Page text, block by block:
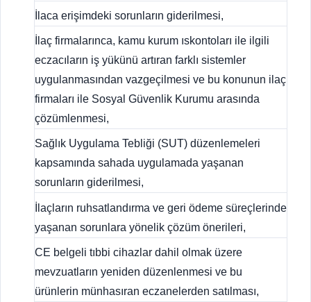
İlaca erişimdeki sorunların giderilmesi,
İlaç firmalarınca, kamu kurum ıskontoları ile ilgili
eczacıların iş yükünü artıran farklı sistemler
uygulanmasından vazgeçilmesi ve bu konunun ilaç
firmaları ile Sosyal Güvenlik Kurumu arasında
çözümlenmesi,
Sağlık Uygulama Tebliği (SUT) düzenlemeleri
kapsamında sahada uygulamada yaşanan
sorunların giderilmesi,
İlaçların ruhsatlandırma ve geri ödeme süreçlerinde
yaşanan sorunlara yönelik çözüm önerileri,
CE belgeli tıbbi cihazlar dahil olmak üzere
mevzuatların yeniden düzenlenmesi ve bu
ürünlerin münhasıran eczanelerden satılması,